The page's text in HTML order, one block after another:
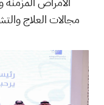
مجالات العلاج